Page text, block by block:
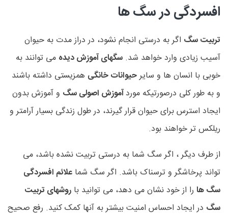
افسردگی در سگ ها
تربیت سگ اگر به درستی انجام نشود، در دراز مدت به حیوان
آسیب زیادی وارد خواهد شد. سگهای آموزش دیده می توانند به
خوبی با انسان ها و سایرحیوانات خانگی همزیستی داشته باشند
و به طور کلی درصورتیکه موردآموزش اصولی سگ و آموزش بدون
ایجاد استرس برای حیوان قرار گیرند، در طول زندگی بسیار آرامتر و
ریلکس تر خواهند بود.
از طرف دیگر ، اگر سگ شما به درستی تربیت نشده باشد، می
تواند پرخاشگر و ترسناک باشد. اگر سگ شما علائم افسردگی
سگ ها را از خود نشان می دهد، می توانید با روشهای تربیت
سگ در ایجاد احساس امنیت بیشتر به آنها کمک کنید. رفع صحیح